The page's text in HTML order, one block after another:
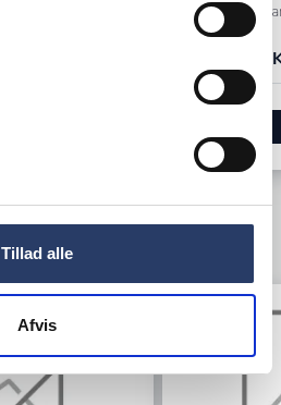
Tillad alle
Afvis
hverdage
1.231,00